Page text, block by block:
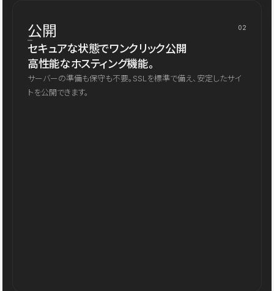
公開 02
セキュアな状態でワンクリック公開
高性能なホスティング機能。
サーバーの準備も保守も不要。SSLを標準で備え、安定したサイ
トを公開できます。